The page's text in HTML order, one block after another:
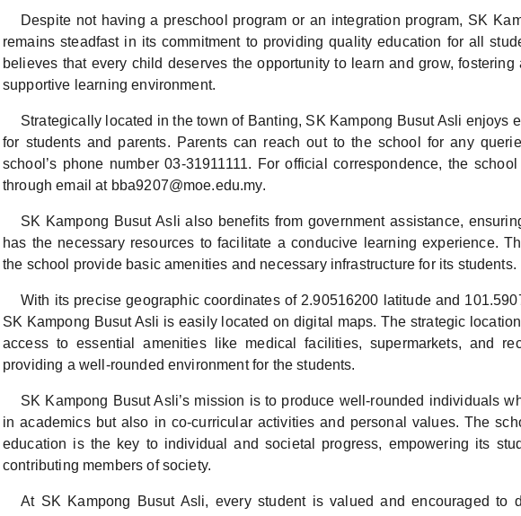
Despite not having a preschool program or an integration program, SK
remains steadfast in its commitment to providing quality education for all
believes that every child deserves the opportunity to learn and grow, fostering
supportive learning environment.
Strategically located in the town of Banting, SK Kampong Busut Asli enjoys
for students and parents. Parents can reach out to the school for any
school’s phone number 03-31911111. For official correspondence, the
through email at bba9207@moe.edu.my.
SK Kampong Busut Asli also benefits from government assistance,
has the necessary resources to facilitate a conducive learning experience.
the school provide basic amenities and necessary infrastructure for its students.
With its precise geographic coordinates of 2.90516200 latitude and
SK Kampong Busut Asli is easily located on digital maps. The strategic
access to essential amenities like medical facilities, supermarkets, and
providing a well-rounded environment for the students.
SK Kampong Busut Asli’s mission is to produce well-rounded individuals
in academics but also in co-curricular activities and personal values. The
education is the key to individual and societal progress, empowering its
contributing members of society.
At SK Kampong Busut Asli, every student is valued and encouraged to